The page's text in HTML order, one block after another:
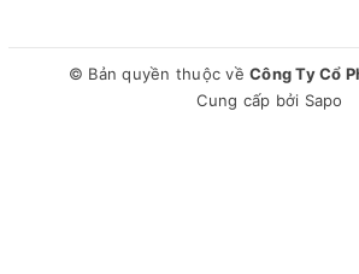
Nhiệt độ nước hãng công bố:Nóng 85
12°C
Nhiệt độ nước thực tế:Nóng 85 - 90°C,
© Bản quyền thuộc về Công Ty Cổ
Cung cấp bởi Sapo